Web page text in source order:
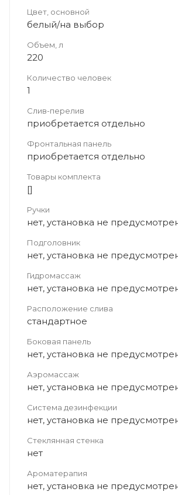
Цвет, основной
белый/на выбор
Объем, л
220
Количество человек
1
Слив-перелив
приобретается отдельно
Фронтальная панель
приобретается отдельно
Товары комплекта
[]
Ручки
нет, установка не
Подголовник
нет, установка не
Гидромассаж
нет, установка не
Расположение слива
стандартное
Боковая панель
нет, установка не
Аэромассаж
нет, установка не
Система дезинфекции
нет, установка не
Стеклянная стенка
нет
Ароматерапия
нет, установка не